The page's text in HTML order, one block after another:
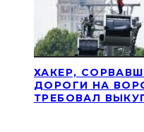
ХАКЕР,
ДОРОГИ НА
ТРЕБОВАЛ